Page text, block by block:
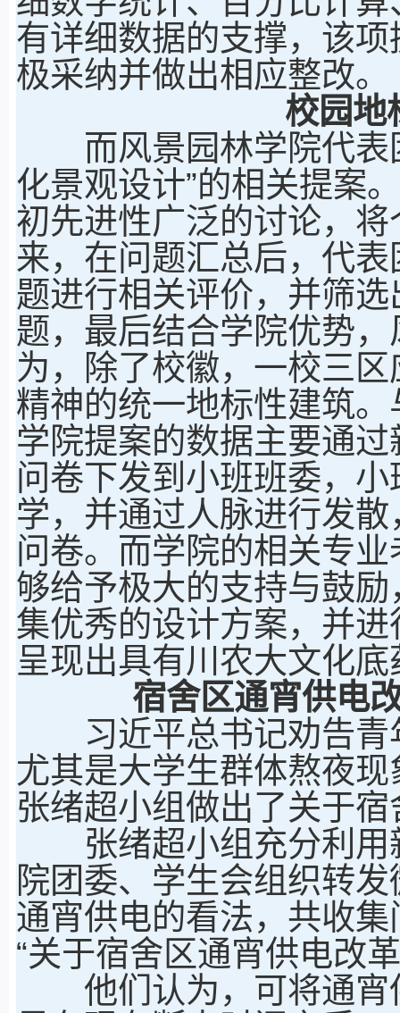
有详细数据的支撑，该
极采纳并做出相应整改。
校园地
而风景园林学院代表
化景观设计”的相关提案
初先进性广泛的讨论，
来，在问题汇总后，代
题进行相关评价，并筛
题，最后结合学院优势
为，除了校徽，一校三
精神的统一地标性建筑
学院提案的数据主要通
问卷下发到小班班委，
学，并通过人脉进行发
问卷。而学院的相关专
够给予极大的支持与鼓
集优秀的设计方案，并
呈现出具有川农大文化
宿舍区通宵供电
习近平总书记劝告青
尤其是大学生群体熬夜
张绪超小组做出了关于
张绪超小组充分利用
院团委、学生会组织转
通宵供电的看法，共收
“关于宿舍区通宵供电改
他们认为，可将通宵